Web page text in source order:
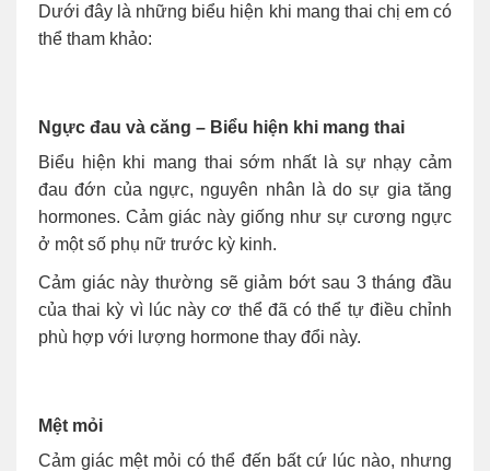
Dưới đây là những biểu hiện khi mang thai chị em có
thể tham khảo:
Ngực đau và căng – Biểu hiện khi mang thai
Biểu hiện khi mang thai sớm nhất là sự nhạy cảm
đau đớn của ngực, nguyên nhân là do sự gia tăng
hormones. Cảm giác này giống như sự cương ngực
ở một số phụ nữ trước kỳ kinh.
Cảm giác này thường sẽ giảm bớt sau 3 tháng đầu
của thai kỳ vì lúc này cơ thể đã có thể tự điều chỉnh
phù hợp với lượng hormone thay đổi này.
Mệt mỏi
Cảm giác mệt mỏi có thể đến bất cứ lúc nào, nhưng